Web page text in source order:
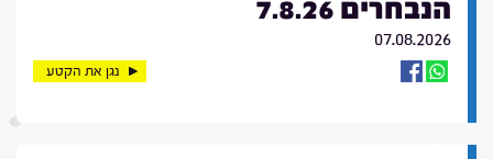
הנבחרים 7.8.26
07.08.2026
נגן את הקטע